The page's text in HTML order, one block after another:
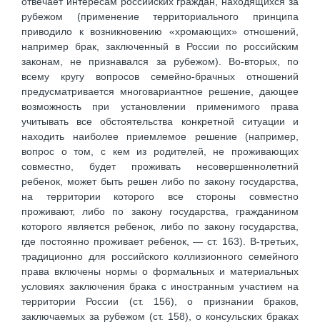
рубежом (применение территориального принципа
приводило к возникновению «хромающих» отношений,
например брак, заключенный в России по российским
законам, не признавался за рубежом). Во-вторых, по
всему кругу вопросов семейно-брачных отношений
предусматривается многовариантное решение, дающее
возможность при установлении применимого права
учитывать все обстоятельства конкретной ситуации и
находить наиболее приемлемое решение (например,
вопрос о том, с кем из родителей, не проживающих
совместно, будет проживать несовершеннолетний
ребенок, может быть решен либо по закону государства,
на территории которого все стороны совместно
проживают, либо по закону государства, гражданином
которого является ребенок, либо по закону государства,
где постоянно проживает ребенок, — ст. 163). В-третьих,
традиционно для российского коллизионного семейного
права включены нормы о формальных и материальных
условиях заключения брака с иностранным участием на
территории России (ст. 156), о признании браков,
заключаемых за рубежом (ст. 158), о консульских браках